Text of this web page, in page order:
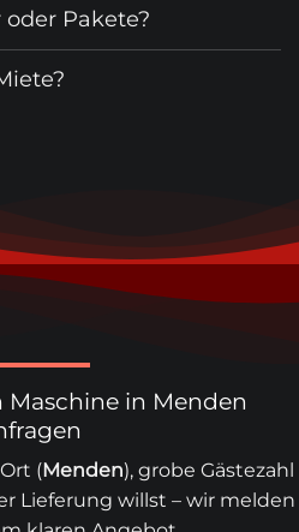
Pakete?
Maschine in Menden
(Menden), grobe Gästezahl
Lieferung willst – wir melden